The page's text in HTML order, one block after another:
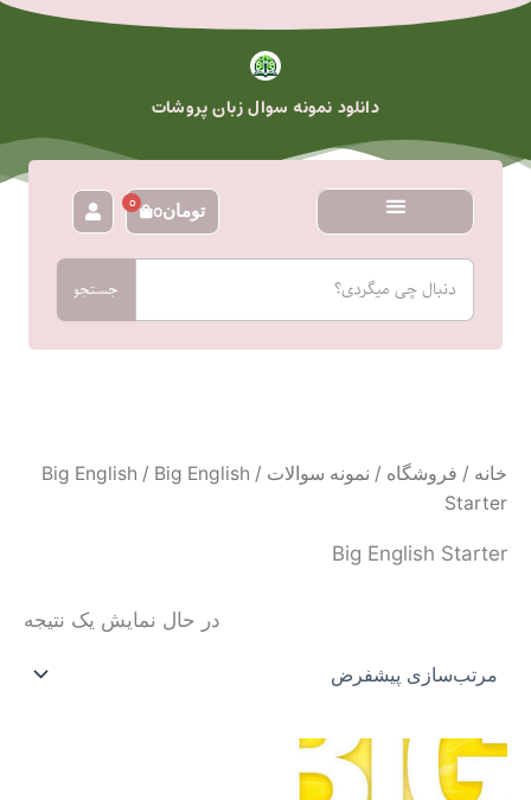
پرش
دانلود نمونه سوال زبان پروشات
تومان0
0سبد
خرید
جستجو
جستجو
خانه / فروشگاه / نمونه سوالات /
Big English / Big English
Starter
Big English Starter
در حال نمایش یک نتیجه
این
محصول